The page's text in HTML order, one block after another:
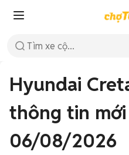
Hyundai
thông tin
06/08/2026